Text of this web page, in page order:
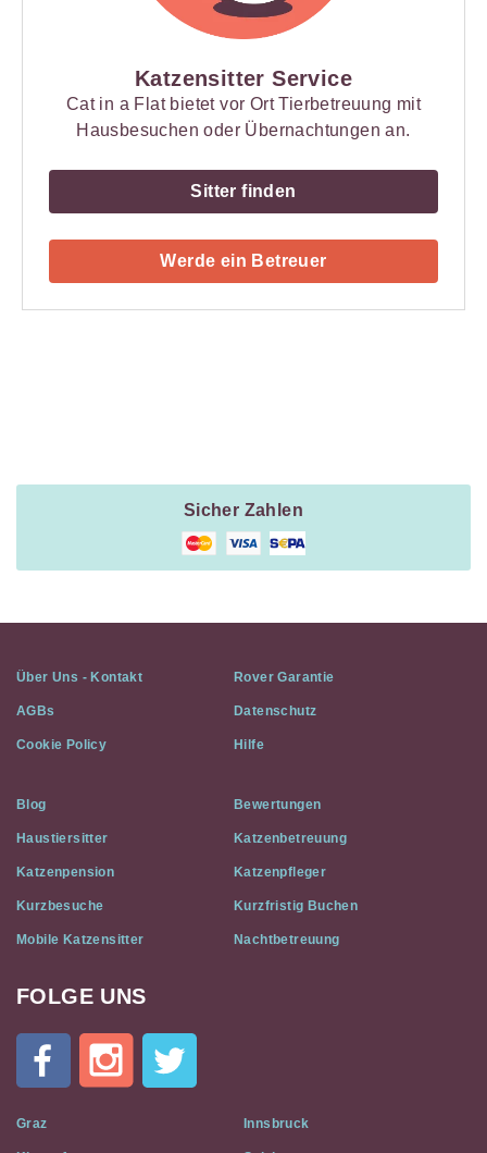
Katzensitter Service
Cat in a Flat bietet vor Ort Tierbetreuung mit
Hausbesuchen oder Übernachtungen an.
Sitter finden
Werde ein Betreuer
Sicher Zahlen
Über Uns - Kontakt Rover Garantie
AGBs Datenschutz
Cookie Policy Hilfe
Blog Bewertungen
Haustiersitter Katzenbetreuung
Katzenpension Katzenpfleger
Kurzbesuche Kurzfristig Buchen
Mobile Katzensitter Nachtbetreuung
Cat
Flat
Social
FOLGE UNS
Graz Innsbruck